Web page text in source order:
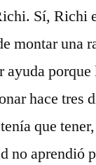
Sí, Richi
montar una
ayuda
hace tres
que
no aprendió